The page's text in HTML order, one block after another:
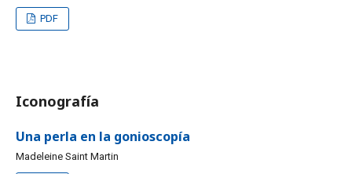
PDF
Iconografía
Una perla en la gonioscopía
Madeleine Saint Martin